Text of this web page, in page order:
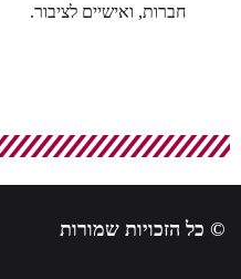
חברות, ואישיים לציבור.
© כל הזכויות שמורות